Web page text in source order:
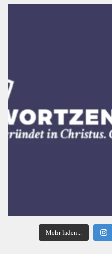
Mehr laden...